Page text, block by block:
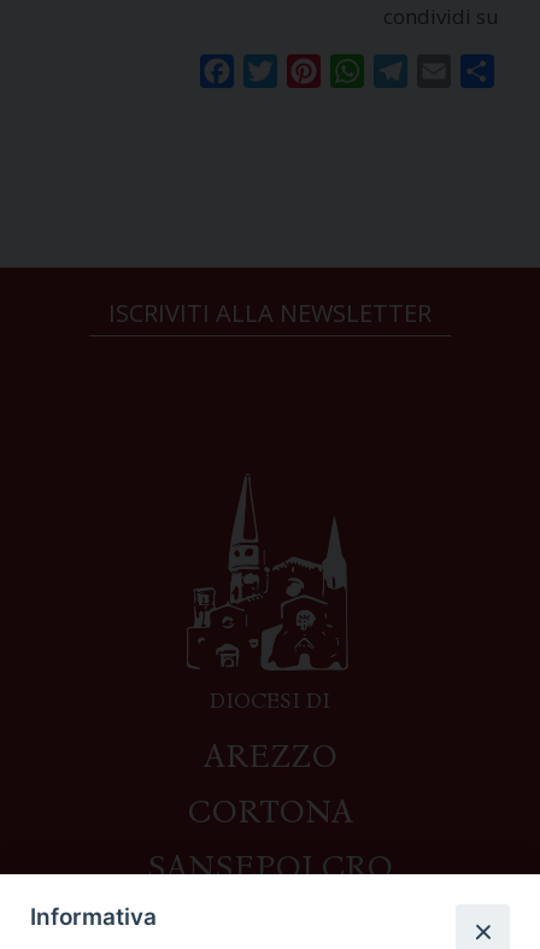
condividi su
FacebookTwitterPinterestWhatsAppTelegram
Email
ISCRIVITI ALLA NEWSLETTER
DIOCESI DI
AREZZO
CORTONA
SANSEPOLCRO
Informativa